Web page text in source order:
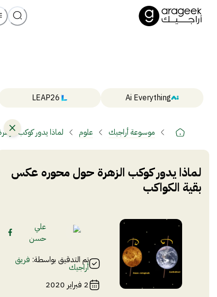
Ai Everything
LEAP26
موسوعة أراجيك علوم لماذا يدور كوكب
لماذا يدور كوكب الزهرة حول محوره عكس
بقية الكواكب
علي
حسن
تم التدقيق بواسطة: فريق
أراجيك
2 فبراير 2020